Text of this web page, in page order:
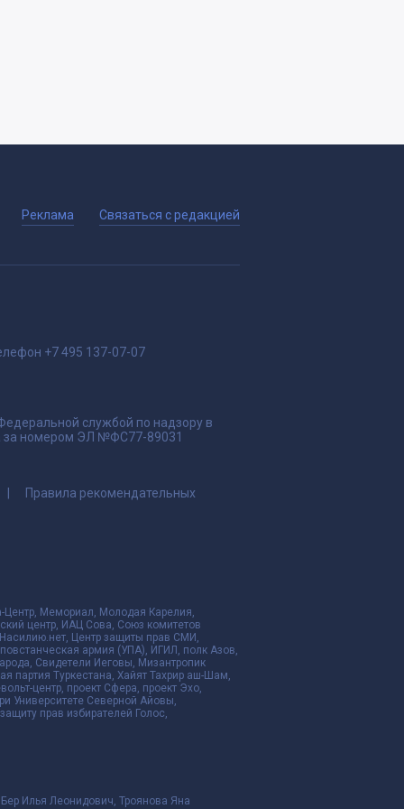
Реклама Связаться с редакцией
+7 495 137-07-07
службой по надзору в
за номером ЭЛ №ФС77-89031
Правила рекомендательных
Центр, Мемориал, Молодая Карелия,
центр, ИАЦ Сова, Союз комитетов
Центр защиты прав СМИ,
армия (УПА), ИГИЛ, полк Азов,
Свидетели Иеговы, Мизантропик
партия Туркестана, Хайят Тахрир аш-Шам,
центр, проект Сфера, проект Эхо,
Университете Северной Айовы,
прав избирателей Голос,
Илья Леонидович, Троянова Яна